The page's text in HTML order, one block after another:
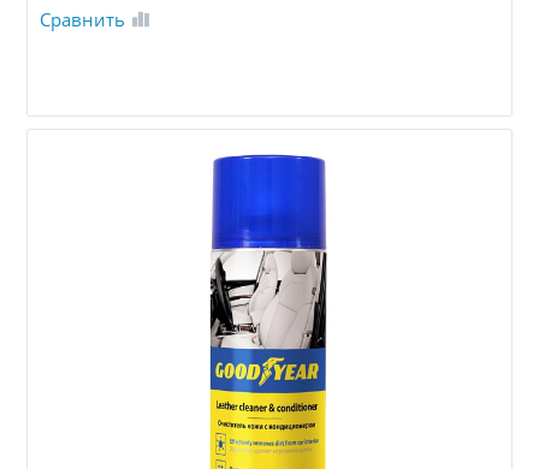
Сравнить